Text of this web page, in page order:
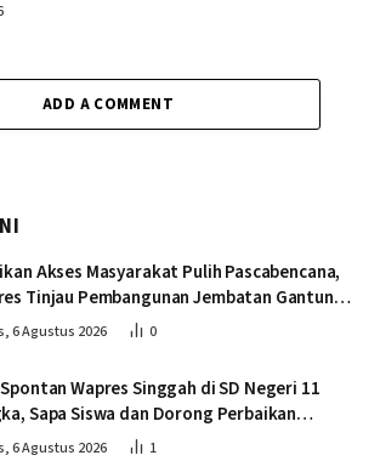
ADD A COMMENT
Akses Masyarakat Pulih Pascabencana,
Tinjau Pembangunan Jembatan Gantung
6 Agustus 2026 0
Wapres Singgah di SD Negeri 11
Sapa Siswa dan Dorong Perbaikan
6 Agustus 2026 1